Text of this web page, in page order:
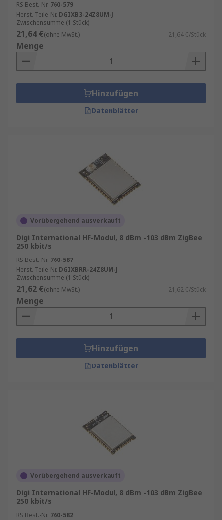
RS Best.-Nr. 760-579
Herst. Teile-Nr. DGIXB3-24Z8UM-J
Zwischensumme (1 Stück)
21,64 €(ohne MwSt.) 21,64 €/Stück
Menge
Hinzufügen
Datenblätter
Vorübergehend ausverkauft
Digi International HF-Modul, 8 dBm -103 dBm ZigBee
250 kbit/s
RS Best.-Nr. 760-587
Herst. Teile-Nr. DGIXBRR-24Z8UM-J
Zwischensumme (1 Stück)
21,62 €(ohne MwSt.) 21,62 €/Stück
Menge
Hinzufügen
Datenblätter
Vorübergehend ausverkauft
Digi International HF-Modul, 8 dBm -103 dBm ZigBee
250 kbit/s
RS Best.-Nr. 760-582